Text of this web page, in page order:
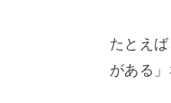
たとえ
がある